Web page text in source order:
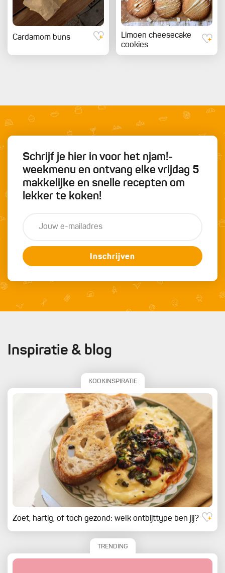
Cardamom buns
Limoen cheesecake
cookies
Schrijf je hier in voor het njam!-
weekmenu en ontvang elke vrijdag 5
makkelijke en snelle recepten om
lekker te koken!
Inschrijven
Inspiratie & blog
KOOKINSPIRATIE
Zoet, hartig, of toch gezond: welk ontbijttype ben jij?
TRENDING